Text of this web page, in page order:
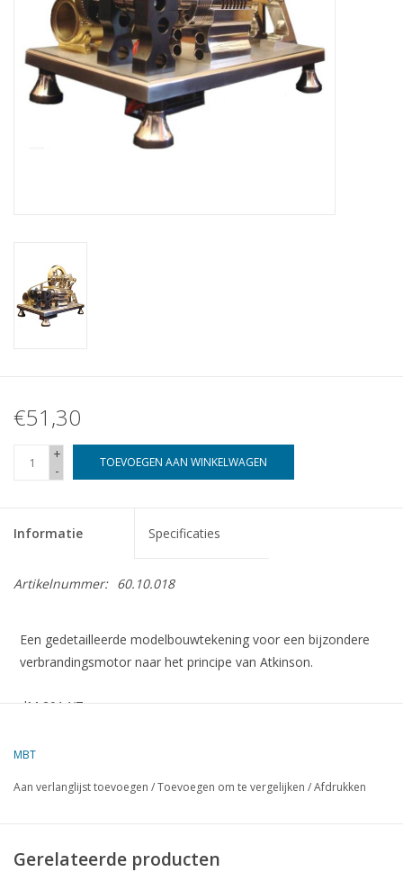
NIEUWE TIJDSCHRIFTEN
ABONNEMENT DE
MODELBOUWER
€51,30
+
-
TOEVOEGEN AAN WINKELWAGEN
Informatie Specificaties
Artikelnummer: 60.10.018
Een gedetailleerde modelbouwtekening voor een bijzondere
verbrandingsmotor naar het principe van Atkinson.
dM 2014/7
Kopie artikel: is bijgesloten
MBT
Aan verlanglijst toevoegen /Toevoegen om te vergelijken /Afdrukken
Gerelateerde producten